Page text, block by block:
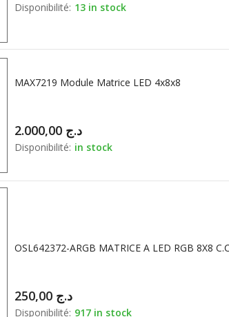
Disponibilité: 13 in stock
MAX7219 Module Matrice LED 4x8x8
د.ج
Disponibilité: in stock
OSL642372-ARGB MATRICE A LED RGB 8X8 C.C
د.ج
Disponibilité: 917 in stock